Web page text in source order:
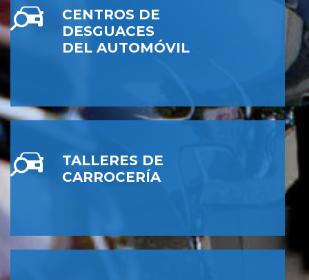
CENTROS DE
DESGUACES
DEL AUTOMÓVIL
TALLERES DE
CARROCERÍA